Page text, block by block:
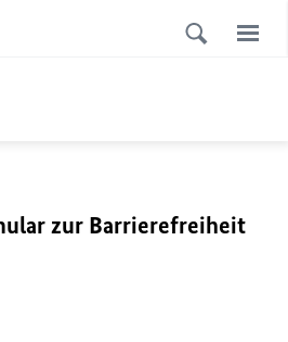
zur Barrierefreiheit